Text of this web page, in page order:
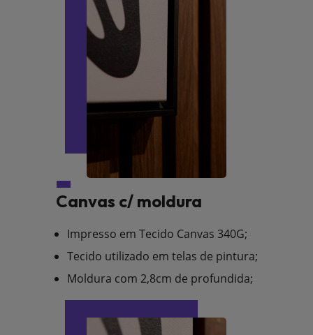
Canvas c/ moldura
Impresso em Tecido Canvas 340G;
Tecido utilizado em telas de pintura;
Moldura com 2,8cm de profundida;